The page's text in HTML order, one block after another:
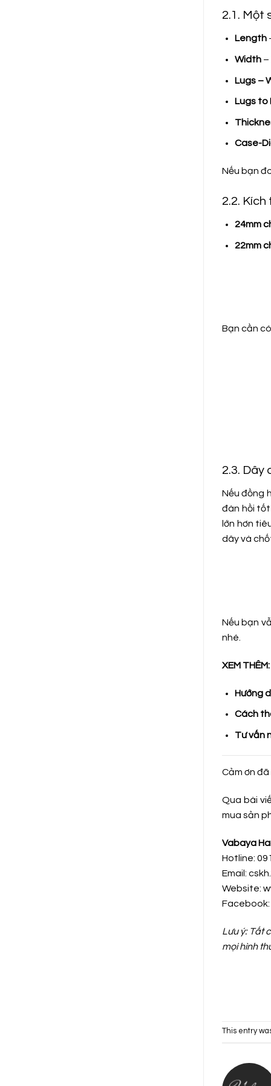
2.1. Một
Length
Width–
Lugs –
Lugs to
Case-
Nếu bạn
2.2.
24mm
22mm
Bạn cần
2.3. Dây
Nếu đồng
đàn hồi tốt
lớn hơn
dây và
Nếu bạn
nhé.
XEM THÊM:
Hướng
Cách
Tư vấn
Cảm ơn
Qua bài
mua sản
Vabaya
Hotline:
Email:
Website:
Facebook:
Lưu ý: Tất
mọi hình
This entry